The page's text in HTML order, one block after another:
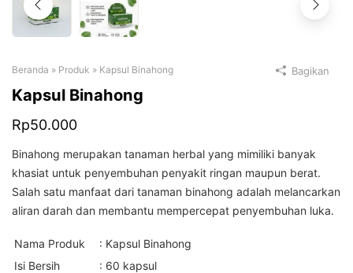
Beranda » Produk » Kapsul Binahong
Kapsul Binahong
Rp50.000
Binahong merupakan tanaman herbal yang mimiliki banyak
khasiat untuk penyembuhan penyakit ringan maupun berat.
Salah satu manfaat dari tanaman binahong adalah melancarkan
aliran darah dan membantu mempercepat penyembuhan luka.
Nama Produk
: Kapsul Binahong
Isi Bersih
: 60 kapsul
Bagikan